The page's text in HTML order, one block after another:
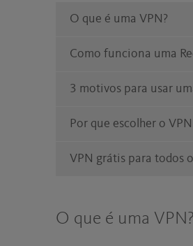
O que é uma VPN?
Como funciona uma
3 motivos para usar
Por que escolher o
VPN grátis para todos
O que é uma VPN?